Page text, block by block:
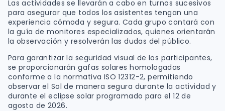
Las actividades se llevarán a cabo en turnos sucesivos
para asegurar que todos los asistentes tengan una
experiencia cómoda y segura. Cada grupo contará con
la guía de monitores especializados, quienes orientarán
la observación y resolverán las dudas del público.
Para garantizar la seguridad visual de los participantes,
se proporcionarán gafas solares homologadas
conforme a la normativa ISO 12312-2, permitiendo
observar el Sol de manera segura durante la actividad y
durante el eclipse solar programado para el 12 de
agosto de 2026.